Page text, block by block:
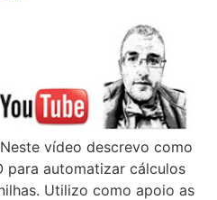
vídeo descrevo como
para automatizar cálculos
Utilizo como apoio as